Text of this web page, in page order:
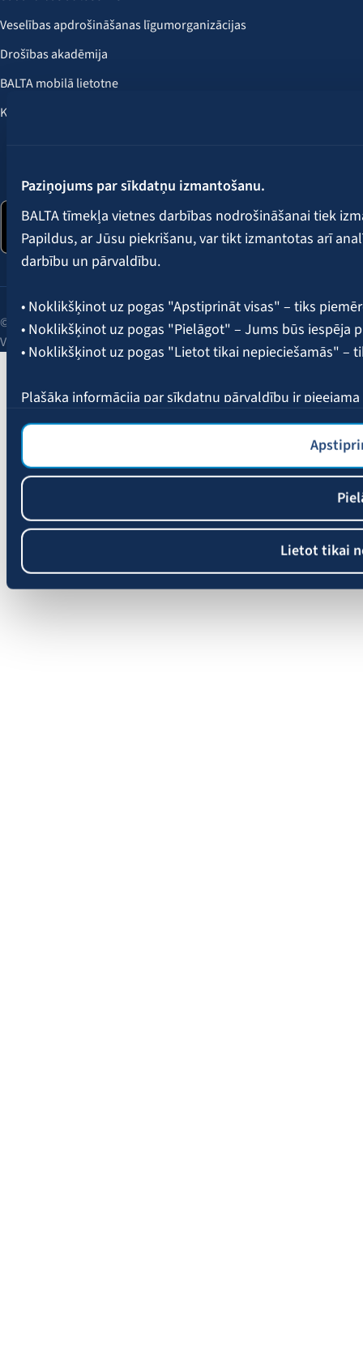
Paziņojums par sīkdatņu izmantošanu.
BALTA tīmekļa vietnes darbības nodrošināšanai tiek
Papildus, ar Jūsu piekrišanu, var tikt izmantotas arī
darbību un pārvaldību.
• Noklikšķinot uz pogas "Apstiprināt visas" – tiks
• Noklikšķinot uz pogas "Pielāgot" – Jums būs iespēja
• Noklikšķinot uz pogas "Lietot tikai nepieciešamās" –
Plašāka informācija par sīkdatņu pārvaldību ir pieejama
Lietot tikai
Veselības apdrošināšanas līgumorganizācijas
Drošības akadēmija
BALTA mobilā lietotne
Klientu labumi
© 2026 AAS BALTA | Skanstes iela 25, Rīga, LV-1013, Latvija.
Vienotais reģ. Nr. 40003049409.